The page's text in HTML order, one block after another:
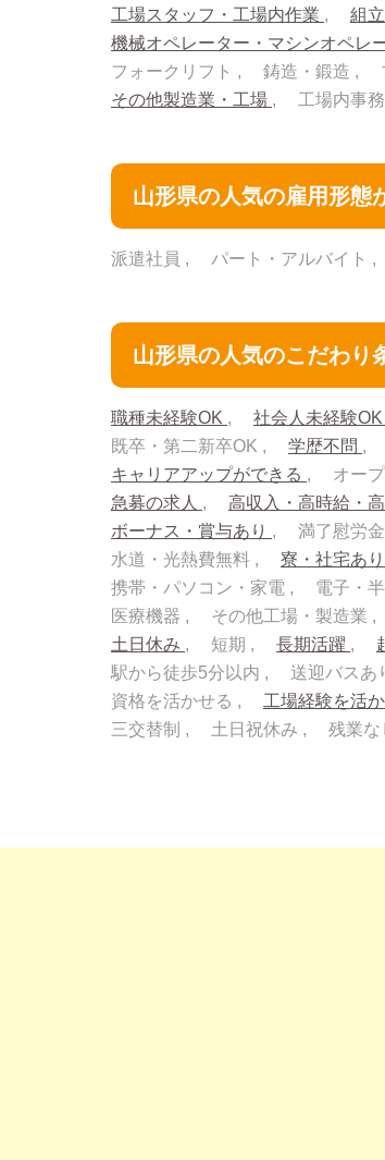
工場スタッフ・工場内作業 組
機械オペレーター・マシンオペレ
フォークリフト
鋳造・鍛造
その他製造業・工場
工場内事務
山形県の人気の雇用形態
派遣社員 パート・アルバイト
山形県の人気のこだわり
職種未経験OK 社会人未経験OK
既卒・第二新卒OK
学歴不問
キャリアアップができる
オー
急募の求人
高収入・高時給・
ボーナス・賞与あり
満了慰労
水道・光熱費無料
寮・社宅あり
携帯・パソコン・家電
電子・
医療機器
その他工場・製造業
土日休み
短期 長期活躍
駅から徒歩5分以内
送迎バスあ
資格を活かせる
工場経験を活
三交替制
土日祝休み 残業な